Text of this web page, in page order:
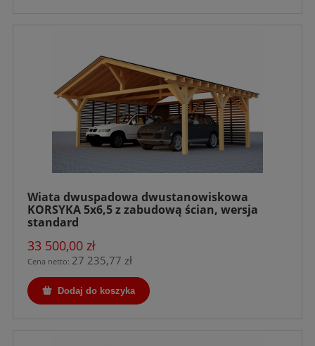
Wiata dwuspadowa dwustanowiskowa
KORSYKA 5x6,5 z zabudową ścian, wersja
standard
33 500,00 zł
Cena netto: 27 235,77 zł
Dodaj do koszyka